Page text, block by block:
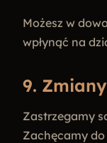
Możesz w
wpłynąć na
9.
Zastrzegamy
Zachęcamy